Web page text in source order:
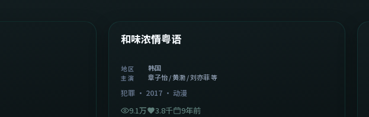
精选
和味浓情粤语
地区 韩国
主演 章子怡 / 黄渤 / 刘亦菲 等
犯罪 · 2017 ·动漫
9.1万 3.8千 9年前